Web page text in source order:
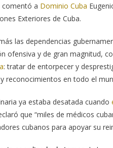
comentó a Dominio Cuba
Exteriores de Cuba.
las dependencias
ofensiva y de gran magnitud,
: tratar de entorpecer y
reconocimientos en todo el
ya estaba desatada cuando
que “miles de médicos
cubanos para apoyar su